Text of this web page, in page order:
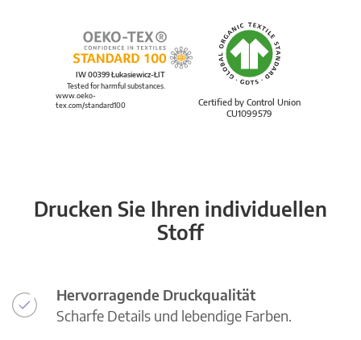
Certified by Control Union
CU1099579
IW 00399 Łukasiewicz-ŁIT
Tested for harmful substances.
www.oeko-
tex.com/standard100
Drucken Sie Ihren individuellen
Stoff
Hervorragende Druckqualität
Scharfe Details und lebendige Farben.